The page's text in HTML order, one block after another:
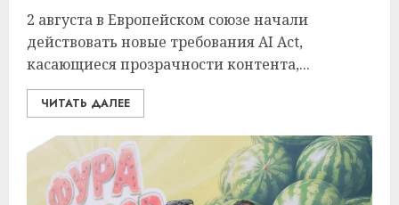
2 августа в Европейском союзе начали
действовать новые требования AI Act,
касающиеся прозрачности контента,...
ЧИТАТЬ ДАЛЕЕ